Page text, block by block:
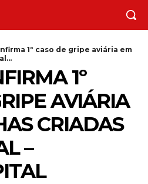
1º caso de gripe aviária em
1º
AVIÁRIA
CRIADAS
–